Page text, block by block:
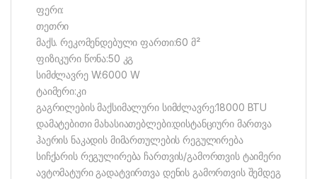
ფერი:
თეთრი
მაქს. რეკომენდებული ფართი:60 მ²
ფიზიკური წონა:50 კგ
სიმძლავრე W:6000 W
ტაიმერი:კი
გაგრილების მაქსიმალური სიმძლავრე:18000 BTU
დამატებითი მახასიათებლები:დისტანციური მართვა
ჰაერის ნაკადის მიმართულების რეგულირება
სიჩქარის რეგულირება ჩართვის/გამორთვის ტაიმერი
ავტომატური გადატვირთვა დენის გამორთვის შემდეგ